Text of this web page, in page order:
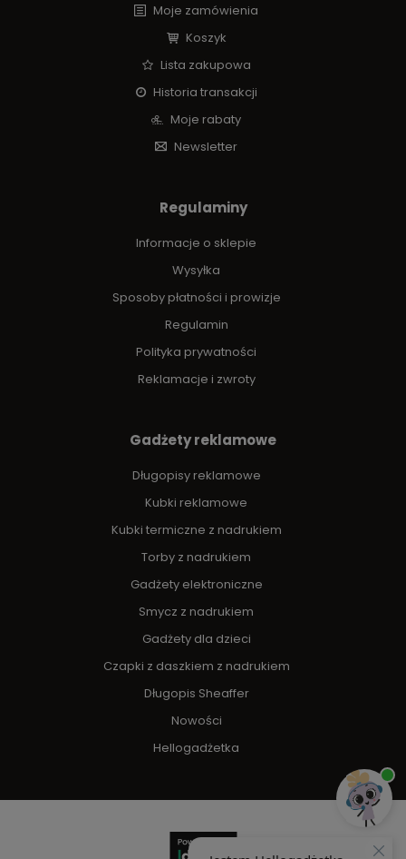
Moje zamówienia
Koszyk
Lista zakupowa
Historia transakcji
Moje rabaty
Newsletter
Regulaminy
Informacje o sklepie
Wysyłka
Sposoby płatności i prowizje
Regulamin
Polityka prywatności
Reklamacje i zwroty
Gadżety reklamowe
Długopisy reklamowe
Kubki reklamowe
Kubki termiczne z nadrukiem
Torby z nadrukiem
Gadżety elektroniczne
Smycz z nadrukiem
Gadżety dla dzieci
Czapki z daszkiem z nadrukiem
Długopis Sheaffer
Nowości
Hellogadżetka